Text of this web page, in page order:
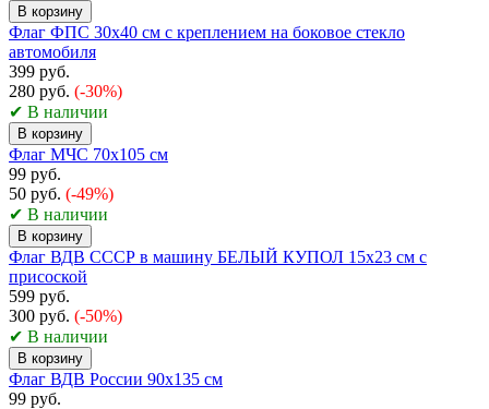
В корзину
Флаг ФПС 30х40 см с креплением на боковое стекло
автомобиля
399 руб.
280 руб. (-30%)
✔ В наличии
В корзину
Флаг МЧС 70х105 см
99 руб.
50 руб. (-49%)
✔ В наличии
В корзину
Флаг ВДВ СССР в машину БЕЛЫЙ КУПОЛ 15x23 см с
присоской
599 руб.
300 руб. (-50%)
✔ В наличии
В корзину
Флаг ВДВ России 90х135 см
99 руб.